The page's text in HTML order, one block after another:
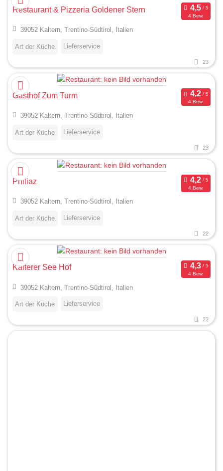
Restaurant & Pizzeria Goldener Stern
4 Bew.
39052 Kaltern, Trentino-Südtirol, Italien
Art der Küche Lieferservice
23
Gasthof Zum Turm
4 Bew.
39052 Kaltern, Trentino-Südtirol, Italien
Art der Küche Lieferservice
23
Philiaz
4 Bew.
39052 Kaltern, Trentino-Südtirol, Italien
Art der Küche Lieferservice
22
Kalterer See Hof
4 Bew.
39052 Kaltern, Trentino-Südtirol, Italien
Art der Küche Lieferservice
22